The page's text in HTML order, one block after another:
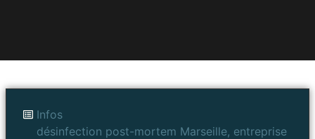
Infos
désinfection post-mortem Marseille, entreprise